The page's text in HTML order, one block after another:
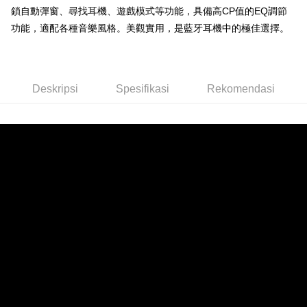
付款後7-11取貨
NT$60/pesanan | Penghantaran percuma untuk pesanan
NT$60/pesanan | Penghantaran percuma untuk pesanan
鎖自動彈窗、尋找耳機、遊戲模式等功能，具備高CP值的EQ調節
功能，適配各種音樂風格。美觀實用，是藍牙耳機中的極佳選擇。
Deskripsi Spesifikasi Rekomendasi